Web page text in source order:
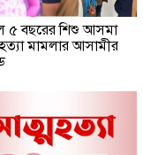
৫ বছরের শিশু আসমা
মামলার আসামীর